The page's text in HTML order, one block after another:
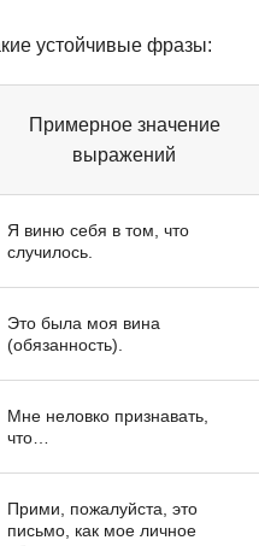
устойчивые фразы:
Примерное значение
выражений
Я виню себя в том, что
случилось.
Это была моя вина
(обязанность).
Мне неловко признавать,
что…
Прими, пожалуйста, это
письмо, как мое личное